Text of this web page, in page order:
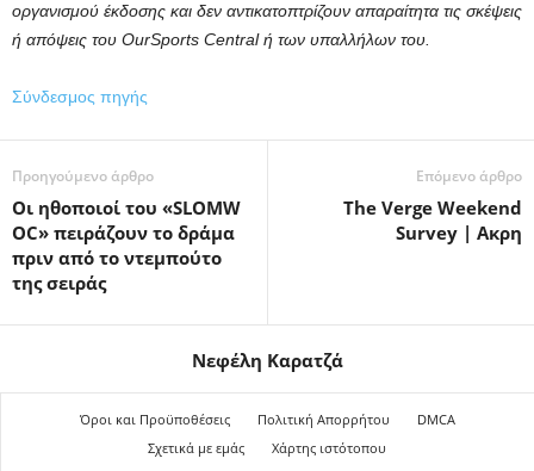
οργανισμού έκδοσης και δεν αντικατοπτρίζουν απαραίτητα τις σκέψεις
ή απόψεις του OurSports Central ή των υπαλλήλων του.
Σύνδεσμος πηγής
Προηγούμενο άρθρο
Οι ηθοποιοί του «SLOMW
OC» πειράζουν το δράμα
πριν από το ντεμπούτο
της σειράς
Επόμενο άρθρο
The Verge Weekend
Survey | Ακρη
Νεφέλη Καρατζά
Όροι και Προϋποθέσεις Πολιτική Απορρήτου
DMCA
Σχετικά με εμάς
Χάρτης ιστότοπου